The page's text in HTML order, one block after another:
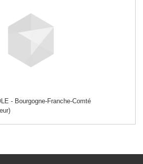
- Bourgogne-Franche-Comté